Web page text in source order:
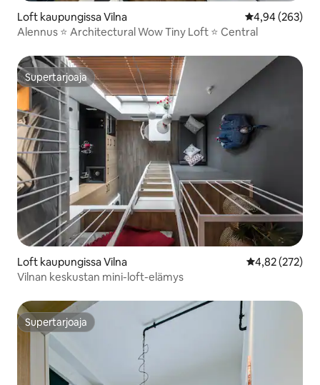
Loft kaupungissa Vilna
4,94 (263)
Alennus ⭐️ Architectural Wow Tiny Loft ⭐️ Central
Supertarjoaja
Supertarjoaja
Loft kaupungissa Vilna
4,82 (272)
Vilnan keskustan mini-loft-elämys
Supertarjoaja
Supertarjoaja